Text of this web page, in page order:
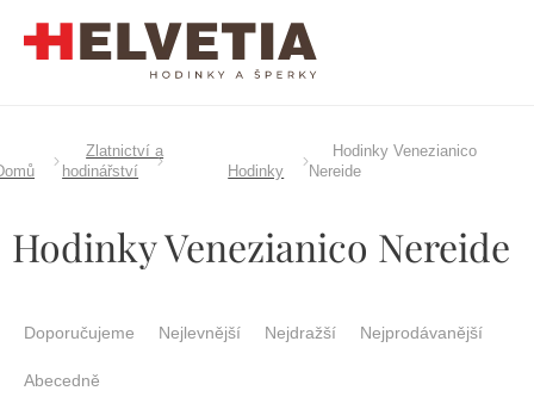
Zlatnictví a
hodinářství
Hodinky
Hodinky Venezianico
Nereide
Hodinky Venezianico Nereide
Doporučujeme Nejlevnější Nejdražší Nejprodávanější
Abecedně